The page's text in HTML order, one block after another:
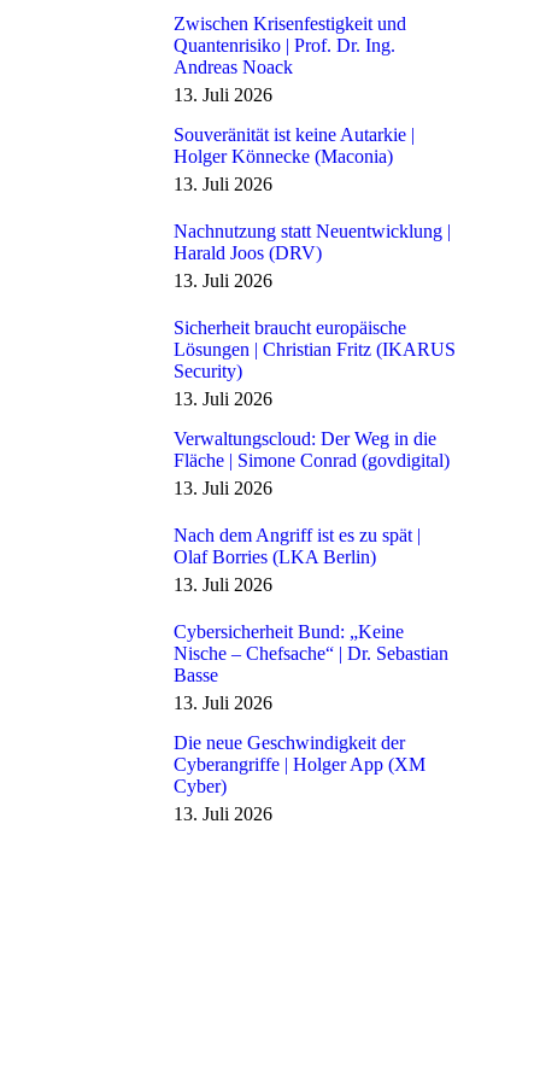
Zwischen Krisenfestigkeit und
Quantenrisiko | Prof. Dr. Ing.
Andreas Noack
13. Juli 2026
Souveränität ist keine Autarkie |
Holger Könnecke (Maconia)
13. Juli 2026
Nachnutzung statt Neuentwicklung |
Harald Joos (DRV)
13. Juli 2026
Sicherheit braucht europäische
Lösungen | Christian Fritz (IKARUS
Security)
13. Juli 2026
Verwaltungscloud: Der Weg in die
Fläche | Simone Conrad (govdigital)
13. Juli 2026
Nach dem Angriff ist es zu spät |
Olaf Borries (LKA Berlin)
13. Juli 2026
Cybersicherheit Bund: „Keine
Nische – Chefsache“ | Dr. Sebastian
Basse
13. Juli 2026
Die neue Geschwindigkeit der
Cyberangriffe | Holger App (XM
Cyber)
13. Juli 2026